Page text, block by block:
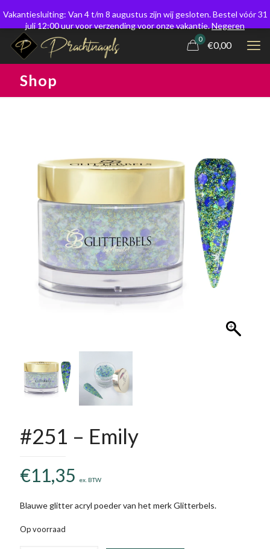
0
€0,00
Shop
#251 – Emily
€11,35 ex. BTW
Blauwe glitter acryl poeder van het merk Glitterbels.
Op voorraad
Vakantiesluiting: Van 4 t/m 8 augustus zijn wij gesloten. Bestel vóór 31
juli 12:00 uur voor verzending voor onze vakantie.Negeren